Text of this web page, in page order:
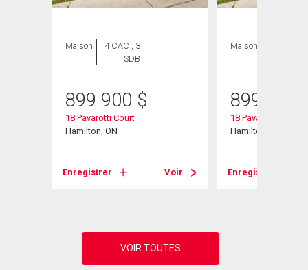
Maison
4 CAC , 3
SDB
899 900 $
18 Pavarotti Court
Hamilton, ON
Enregistrer Voir
Maison
899 900
18 Pavarotti Court
Hamilton, ON
Enregistrer